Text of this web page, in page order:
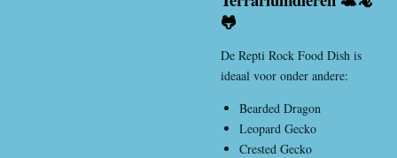
🐸
De Repti Rock Food Dish is
ideaal voor onder andere:
Bearded Dragon
Leopard Gecko
Crested Gecko